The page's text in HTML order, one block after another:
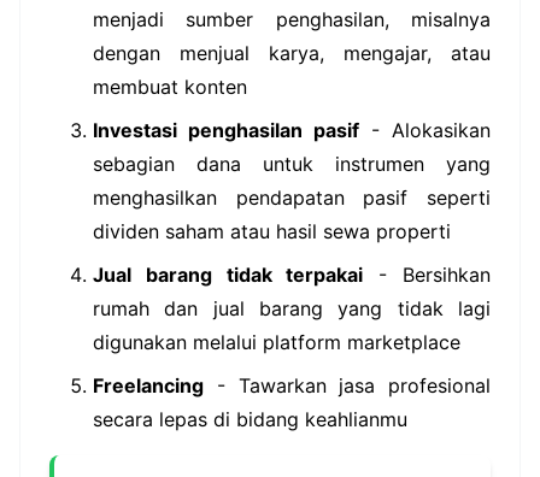
menjadi sumber penghasilan, misalnya
dengan menjual karya, mengajar, atau
membuat konten
Investasi penghasilan pasif - Alokasikan
sebagian dana untuk instrumen yang
menghasilkan pendapatan pasif seperti
dividen saham atau hasil sewa properti
Jual barang tidak terpakai - Bersihkan
rumah dan jual barang yang tidak lagi
digunakan melalui platform marketplace
Freelancing - Tawarkan jasa profesional
secara lepas di bidang keahlianmu